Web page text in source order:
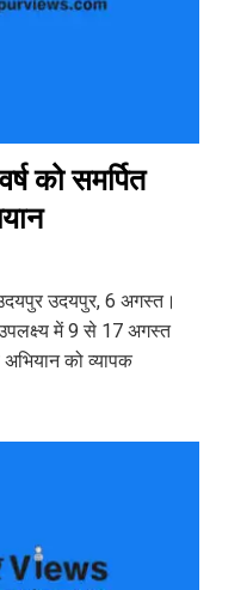
को समर्पित
उदयपुर, 6 अगस्त।
में 9 से 17 अगस्त
को व्यापक